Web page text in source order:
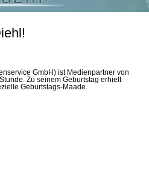
GmbH) ist Medienpartner von
Zu seinem Geburtstag erhielt
Geburtstags-Maade.